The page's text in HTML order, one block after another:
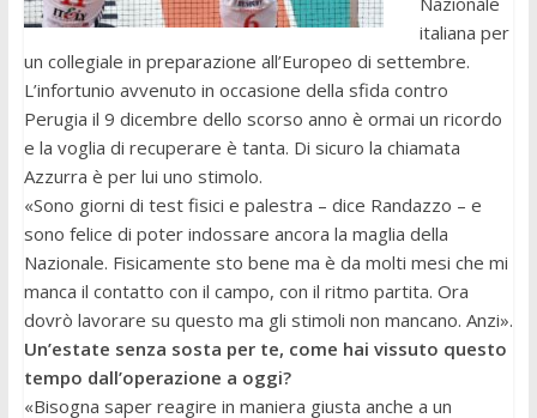
italiana per
un collegiale in preparazione all’Europeo di settembre.
L’infortunio avvenuto in occasione della sfida contro
Perugia il 9 dicembre dello scorso anno è ormai un ricordo
e la voglia di recuperare è tanta. Di sicuro la chiamata
Azzurra è per lui uno stimolo.
«Sono giorni di test fisici e palestra – dice Randazzo – e
sono felice di poter indossare ancora la maglia della
Nazionale. Fisicamente sto bene ma è da molti mesi che mi
manca il contatto con il campo, con il ritmo partita. Ora
dovrò lavorare su questo ma gli stimoli non mancano. Anzi».
Un’estate senza sosta per te, come hai vissuto questo
tempo dall’operazione a oggi?
«Bisogna saper reagire in maniera giusta anche a un